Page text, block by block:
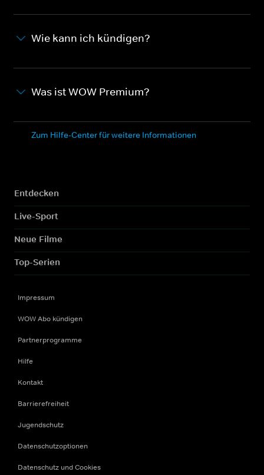
Wie kann ich kündigen?
Was ist WOW Premium?
Zum Hilfe-Center für weitere Informationen
Entdecken
Live-Sport
Neue Filme
Top-Serien
Impressum
WOW Abo kündigen
Partnerprogramme
Hilfe
Kontakt
Barrierefreiheit
Jugendschutz
Datenschutzoptionen
Datenschutz und Cookies